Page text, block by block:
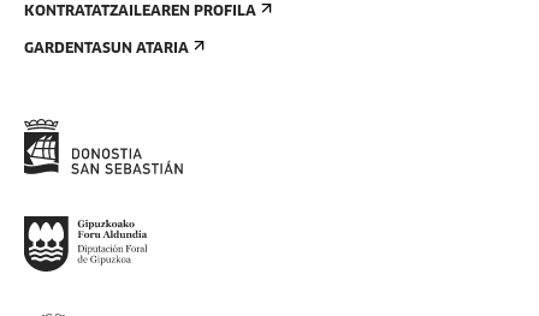
KONTRATATZAILEAREN PROFILA
GARDENTASUN ATARIA